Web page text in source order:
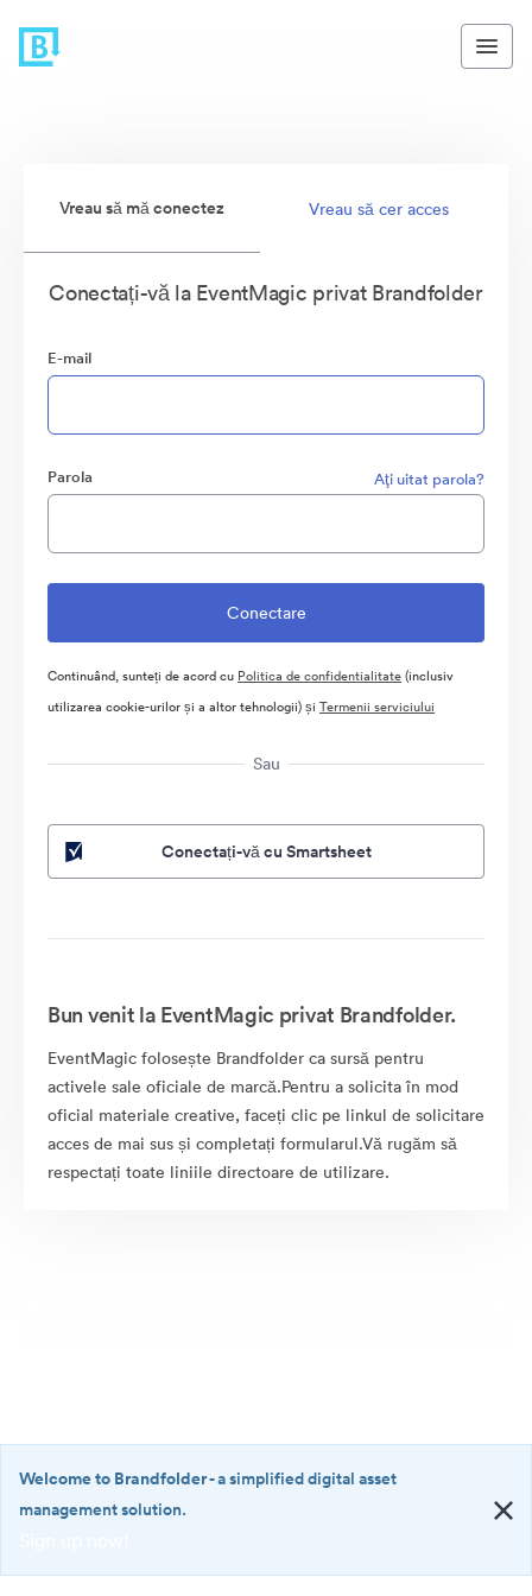
Vreau să mă conectez Vreau să cer acces
Conectați-vă la EventMagic privat Brandfolder
E-mail
Parola Aţi uitat parola?
Continuând, sunteți de acord cu Politica de confidentialitate(inclusiv
utilizarea cookie-urilor și a altor tehnologii) și Termenii serviciului
Sau
Conectați-vă cu Smartsheet
Bun venit la EventMagic privat Brandfolder.
EventMagic folosește Brandfolder ca sursă pentru
activele sale oficiale de marcă.Pentru a solicita în mod
oficial materiale creative, faceți clic pe linkul de solicitare
acces de mai sus și completați formularul.Vă rugăm să
respectați toate liniile directoare de utilizare.
·
Welcome to Brandfolder- a simplified digital asset
management solution.